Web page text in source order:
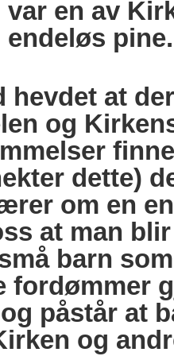
en av
pine.
hevdet at
og
dette)
om en
at man
barn
fordømmer
påstår at
og